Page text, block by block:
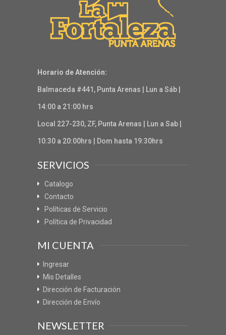
Horario de Atención:
Balmaceda #441, Punta Arenas | Lun a Sáb |
14:00 a 21:00 hrs
Local 227-230, ZF, Punta Arenas | Lun a Sab |
10:30 a 20:00hrs | Dom hasta 19:30hrs
SERVICIOS
Catalogo
Contacto
Políticas de Servicio
Política de Privacidad
MI CUENTA
Ingresar
Mis Detalles
Dirección de Facturación
Dirección de Envío
NEWSLETTER